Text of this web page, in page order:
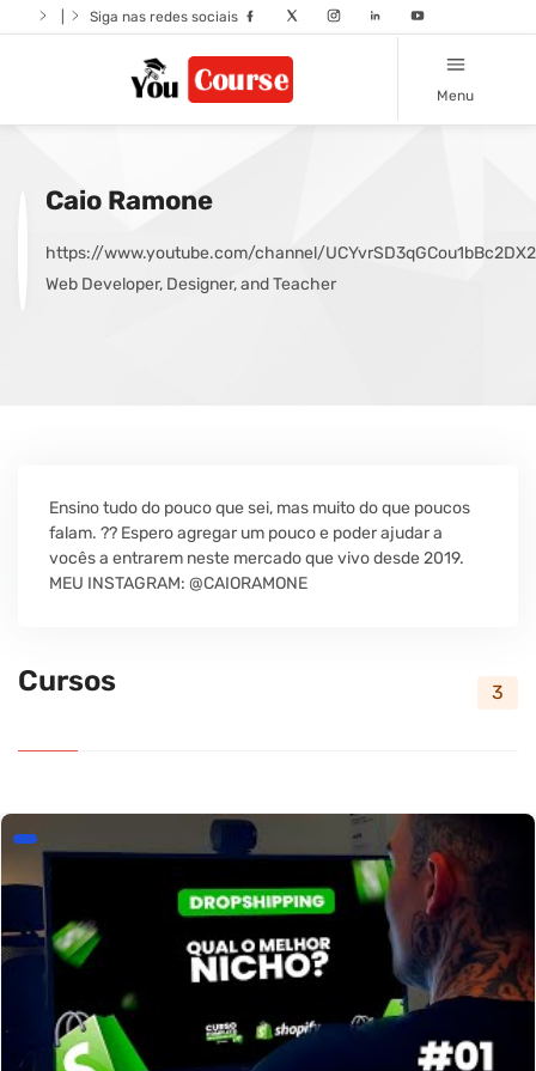
Siga nas redes sociais
Menu
Caio Ramone
https://www.youtube.com/channel/
Web Developer, Designer, and Teacher
Ensino tudo do pouco que sei, mas muito do que poucos
falam. ?? Espero agregar um pouco e poder ajudar a
vocês a entrarem neste mercado que vivo desde 2019.
MEU INSTAGRAM: @CAIORAMONE
Cursos 3